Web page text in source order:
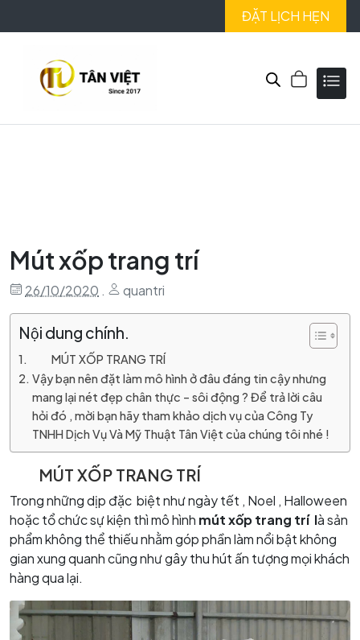
ĐẶT LỊCH HẸN
Mút xốp trang trí
26/10/2020 . quantri
Nội dung chính.
MÚT XỐP TRANG TRÍ
Vậy bạn nên đặt làm mô hình ở đâu đáng tin cậy nhưng
mang lại nét đẹp chân thực – sôi động ? Để trả lời câu
hỏi đó , mời bạn hãy tham khảo dịch vụ của Công Ty
TNHH Dịch Vụ Và Mỹ Thuật Tân Việt của chúng tôi nhé !
MÚT XỐP TRANG TRÍ
Trong những dịp đặc biệt như ngày tết , Noel , Halloween
hoặc tổ chức sự kiện thì mô hình mút xốp trang trí là sản
phẩm không thể thiếu nhằm góp phần làm nổi bật không
gian xung quanh cũng như gây thu hút ấn tượng mọi khách
hàng qua lại.